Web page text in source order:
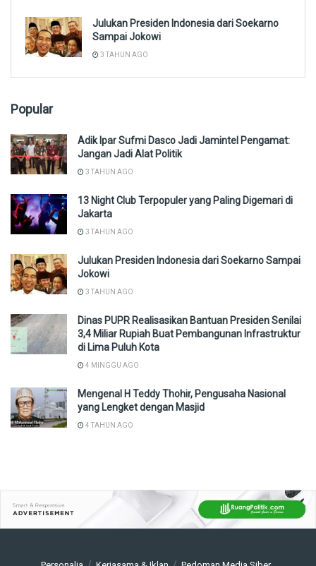
Julukan Presiden Indonesia dari Soekarno
Sampai Jokowi
3 TAHUN AGO
Popular
Adik Ipar Sufmi Dasco Jadi Jamintel Pengamat:
Jangan Jadi Alat Politik
3 TAHUN AGO
13 Night Club Terpopuler yang Paling Digemari di
Jakarta
3 TAHUN AGO
Julukan Presiden Indonesia dari Soekarno Sampai
Jokowi
3 TAHUN AGO
Dinas PUPR Realisasikan Bantuan Presiden Senilai
3,4 Miliar Rupiah Buat Pembangunan Infrastruktur
di Lima Puluh Kota
4 MINGGU AGO
Mengenal H Teddy Thohir, Pengusaha Nasional
yang Lengket dengan Masjid
4 TAHUN AGO